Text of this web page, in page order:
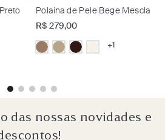
Polaina de Pele Bege Mescla
R$ 279,00
+
das nossas novidades e